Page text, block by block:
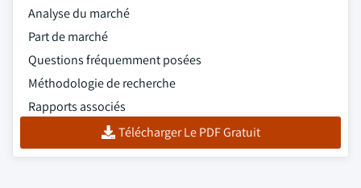
Analyse du marché
Part de marché
Questions fréquemment posées
Méthodologie de recherche
Rapports associés
Télécharger Le PDF Gratuit